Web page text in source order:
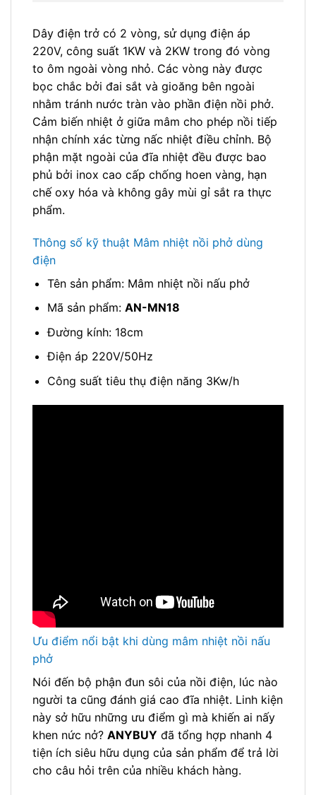
Dây điện trở có 2 vòng, sử dụng điện áp
220V, công suất 1KW và 2KW trong đó vòng
to ôm ngoài vòng nhỏ. Các vòng này được
bọc chắc bởi đai sắt và gioăng bên ngoài
nhằm tránh nước tràn vào phần điện nồi phở.
Cảm biến nhiệt ở giữa mâm cho phép nồi tiếp
nhận chính xác từng nấc nhiệt điều chỉnh. Bộ
phận mặt ngoài của đĩa nhiệt đều được bao
phủ bởi inox cao cấp chống hoen vàng, hạn
chế oxy hóa và không gây mùi gỉ sắt ra thực
phẩm.
Thông số kỹ thuật Mâm nhiệt nồi phở dùng
điện
Tên sản phẩm: Mâm nhiệt nồi nấu phở
Mã sản phẩm: AN-MN18
Đường kính: 18cm
Điện áp 220V/50Hz
Công suất tiêu thụ điện năng 3Kw/h
Ưu điểm nổi bật khi dùng mâm nhiệt nồi nấu
phở
Nói đến bộ phận đun sôi của nồi điện, lúc nào
người ta cũng đánh giá cao đĩa nhiệt. Linh kiện
này sở hữu những ưu điểm gì mà khiến ai nấy
khen nức nở? ANYBUY đã tổng hợp nhanh 4
tiện ích siêu hữu dụng của sản phẩm để trả lời
cho câu hỏi trên của nhiều khách hàng.